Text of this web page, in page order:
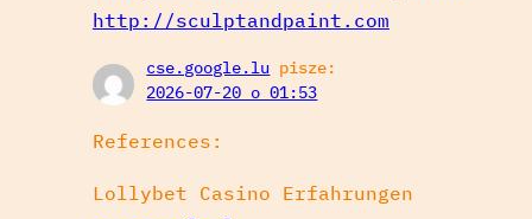
http://sculptandpaint.com
cse.google.lu pisze:
2026-07-20 o 01:53
References:
Lollybet Casino Erfahrungen